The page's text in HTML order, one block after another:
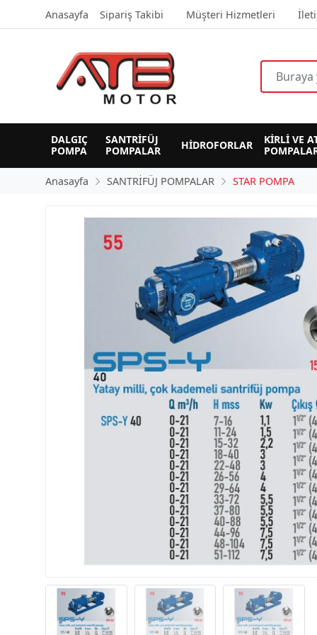
Anasayfa Sipariş Takibi Müşteri Hizmetleri
DALGIÇ
POMPA
SANTRİFÜJ
POMPALAR
HİDROFORLAR
KİRLİ VE
Anasayfa SANTRİFÜJ POMPALAR STAR POMPA